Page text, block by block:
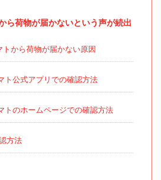
ら荷物が届かないという声が続出
トから荷物が届かない原因
ト公式アプリでの確認方法
トのホームページでの確認方法
方法